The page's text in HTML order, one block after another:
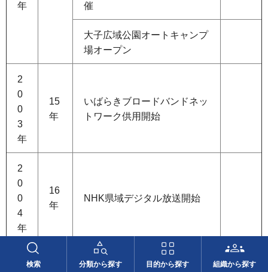
検索 分類から探す 目的から探す 組織から探す
年
催
大子広域公園オートキャンプ
場オープン
2
0
0
3
年
15
年
いばらきブロードバンドネッ
トワーク供用開始
2
0
0
4
年
16
年
NHK県域デジタル放送開始
霞ケ浦環境科学センターオー